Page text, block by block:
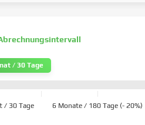
/ 30 Tage 6 Monate / 180 Tage (- 20%)
/ 30 Tage